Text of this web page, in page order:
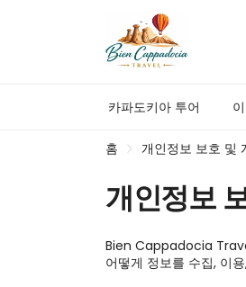
카파도키아 투어
홈 개인정보 보호 및
개인정보
Bien Cappadocia
어떻게 정보를 수집, 이